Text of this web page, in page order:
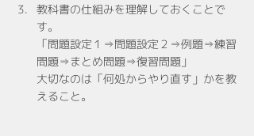
教科書の仕組みを理解しておくことで
す。
「問題設定１⇒問題設定２⇒例題⇒練習
問題⇒まとめ問題⇒復習問題」
大切なのは「何処からやり直す」かを教
えること。